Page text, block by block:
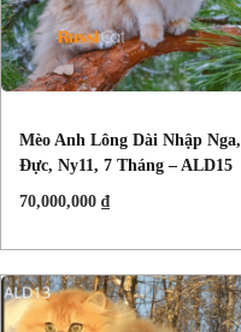
Mèo Anh Lông Dài Nhập Nga,
Đực, Ny11, 7 Tháng – ALD15
70,000,000 ₫